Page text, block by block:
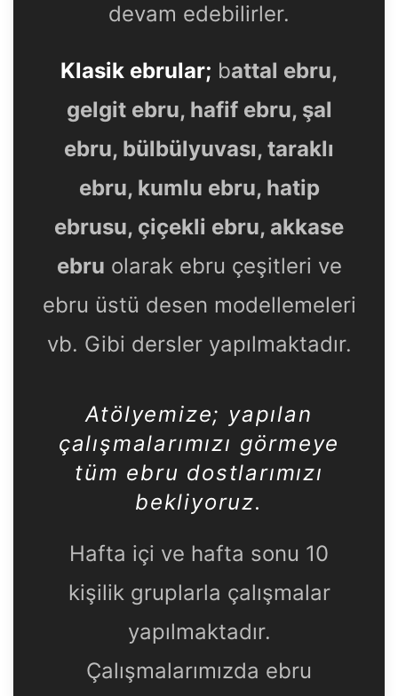
devam edebilirler.
Klasik ebrular; battal ebru,
gelgit ebru, hafif ebru, şal
ebru, bülbülyuvası, taraklı
ebru, kumlu ebru, hatip
ebrusu, çiçekli ebru, akkase
ebru olarak ebru çeşitleri ve
ebru üstü desen modellemeleri
vb. Gibi dersler yapılmaktadır.
Atölyemize; yapılan
çalışmalarımızı görmeye
tüm ebru dostlarımızı
bekliyoruz.
Hafta içi ve hafta sonu 10
kişilik gruplarla çalışmalar
yapılmaktadır.
Çalışmalarımızda ebru